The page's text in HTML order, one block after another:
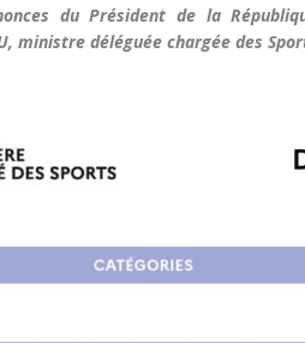
du Président de la
ministre déléguée chargée des